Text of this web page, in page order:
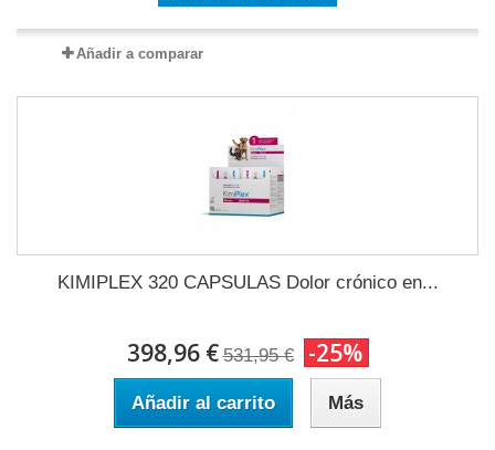
Añadir a comparar
KIMIPLEX 320 CAPSULAS Dolor crónico en...
398,96 € 531,95 € -25%
Añadir al carrito Más